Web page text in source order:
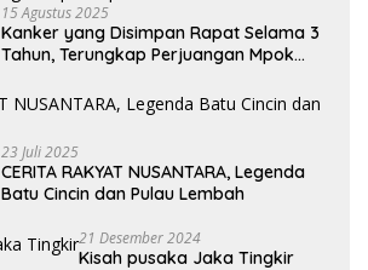
15 Agustus 2025
Kanker yang Disimpan Rapat Selama 3
Tahun, Terungkap Perjuangan Mpok
23 Juli 2025
CERITA RAKYAT NUSANTARA, Legenda
Batu Cincin dan Pulau Lembah
21 Desember 2024
Kisah pusaka Jaka Tingkir